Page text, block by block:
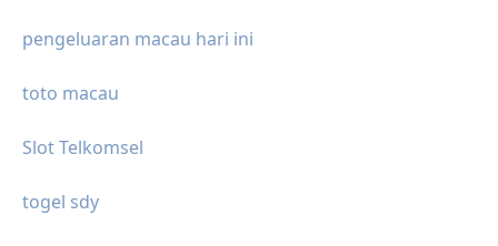
pengeluaran macau hari ini
toto macau
Slot Telkomsel
togel sdy